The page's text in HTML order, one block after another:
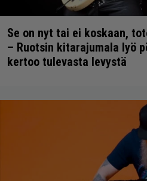
Se on nyt tai ei koskaan,
– Ruotsin kitarajumala lyö
kertoo tulevasta levystä